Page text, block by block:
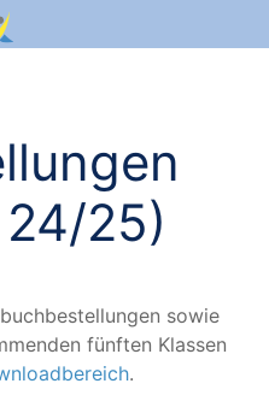
25)
sowie
fünf­ten Klas­sen
.